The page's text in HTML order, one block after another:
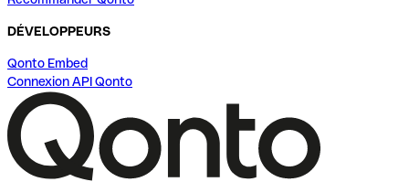
DÉVELOPPEURS
Qonto Embed
Connexion API Qonto